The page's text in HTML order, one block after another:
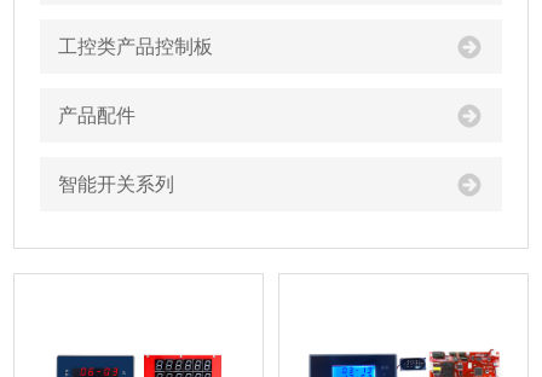
工控类产品控制板
产品配件
智能开关系列